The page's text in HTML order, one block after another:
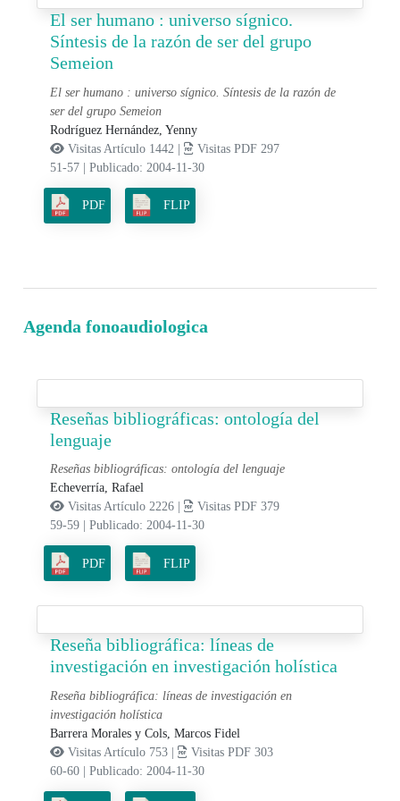
El ser humano : universo sígnico.
Síntesis de la razón de ser del grupo
Semeion
El ser humano : universo sígnico. Síntesis de la razón de
ser del grupo Semeion
Rodríguez Hernández, Yenny
Visitas Artículo 1442 |
Visitas PDF 297
51-57
|Publicado: 2004-11-30
PDF FLIP
Agenda fonoaudiologica
Reseñas bibliográficas: ontología del
lenguaje
Reseñas bibliográficas: ontología del lenguaje
Echeverría, Rafael
Visitas Artículo 2226 |
Visitas PDF 379
59-59
|Publicado: 2004-11-30
PDF FLIP
Reseña bibliográfica: líneas de
investigación en investigación holística
Reseña bibliográfica: líneas de investigación en
investigación holística
Barrera Morales y Cols, Marcos Fidel
Visitas Artículo 753 |
Visitas PDF 303
60-60
|Publicado: 2004-11-30